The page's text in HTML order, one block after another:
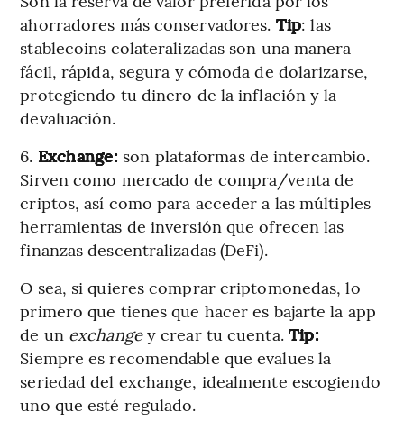
ahorradores más conservadores. Tip: las
stablecoins colateralizadas son una manera
fácil, rápida, segura y cómoda de dolarizarse,
protegiendo tu dinero de la inflación y la
devaluación.
6. Exchange: son plataformas de intercambio.
Sirven como mercado de compra/venta de
criptos, así como para acceder a las múltiples
herramientas de inversión que ofrecen las
finanzas descentralizadas (DeFi).
O sea, si quieres comprar criptomonedas, lo
primero que tienes que hacer es bajarte la app
de un exchangey crear tu cuenta. Tip:
Siempre es recomendable que evalues la
seriedad del exchange, idealmente escogiendo
uno que esté regulado.